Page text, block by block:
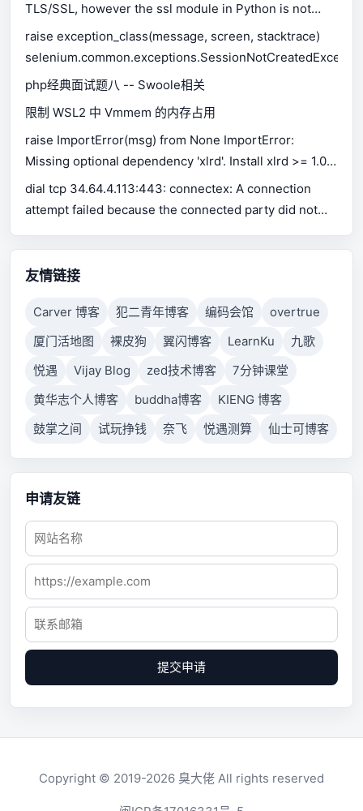
TLS/SSL, however the ssl module in Python is not
available.
raise exception_class(message, screen, stacktrace)
php经典面试题八 -- Swoole相关
限制 WSL2 中 Vmmem 的内存占用
raise ImportError(msg) from None ImportError:
Missing optional dependency 'xlrd'. Install xlrd >= 1.0.0
for Excel support Use pip or conda to install xlrd.
dial tcp 34.64.4.113:443: connectex: A connection
attempt failed because the connected party did not
connection failed because connected host has failed
to respond.
友情链接
Carver 博客 犯二青年博客 编码会馆
overtrue
厦门活地图
裸皮狗 翼闪博客 LearnKu
九歌
悦遇
Vijay Blog zed技术博客
7分钟课堂
黄华志个人博客
buddha博客
KIENG 博客
鼓掌之间
试玩挣钱 奈飞 悦遇测算 仙士可博客
申请友链
提交申请
Copyright © 2019-2026 臭大佬 All rights reserved